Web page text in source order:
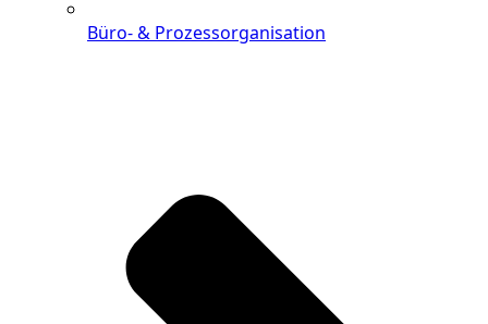
Büro- & Prozessorganisation